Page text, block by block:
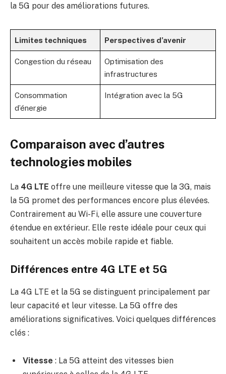
la 5G pour des améliorations futures.
Limites techniques Perspectives d’avenir
Congestion du réseau
Optimisation des
infrastructures
Consommation
d’énergie
Intégration avec la 5G
Comparaison avec d’autres
technologies mobiles
La 4G LTE offre une meilleure vitesse que la 3G, mais
la 5G promet des performances encore plus élevées.
Contrairement au Wi-Fi, elle assure une couverture
étendue en extérieur. Elle reste idéale pour ceux qui
souhaitent un accès mobile rapide et fiable.
Différences entre 4G LTE et 5G
La 4G LTE et la 5G se distinguent principalement par
leur capacité et leur vitesse. La 5G offre des
améliorations significatives. Voici quelques différences
clés :
Vitesse : La 5G atteint des vitesses bien